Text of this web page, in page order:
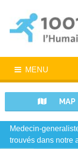
MENU
MAP
Medecin-
trouvés dans notre